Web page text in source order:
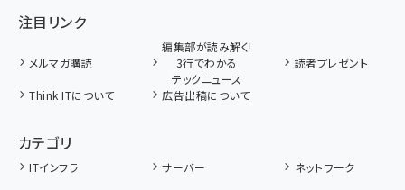
注目リンク
メルマガ購読
編集部が読み解く!
3行でわかる
テックニュース
読者プレゼント
Think ITについて 広告出稿について
カテゴリ
ITインフラ サーバー
ネットワーク